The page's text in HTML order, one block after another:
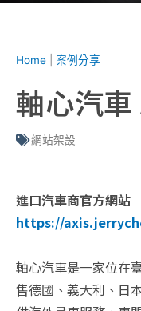
Home 案例分享
軸心汽
網站架設
進口汽車商官方網站
https://
軸心汽車是一家位在
售德國、義大利、日